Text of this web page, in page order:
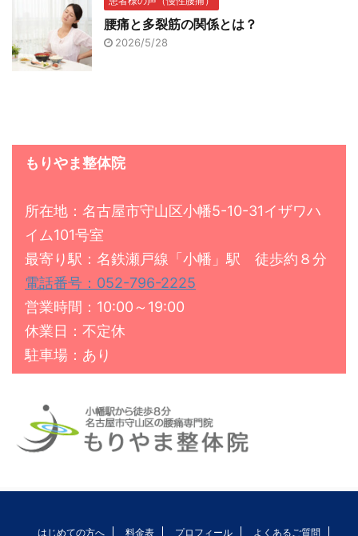
腰痛と多裂筋の関係とは？
2026/5/28
もりやま整体院
所在地：名古屋市守山区小幡5-10-31イザワハ
イム101号室
最寄り駅：名鉄瀬戸線「小幡」駅 徒歩約８分
電話番号：052-796-2225
営業時間：10:00～19:00
休業日：不定休
駐車場：あり
はじめての方へ 料金表 プロフィール よくあるご質問